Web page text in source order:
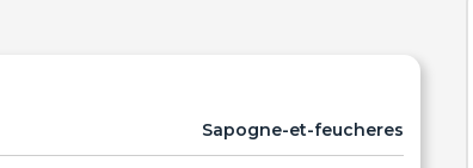
Sapogne-et-feucheres